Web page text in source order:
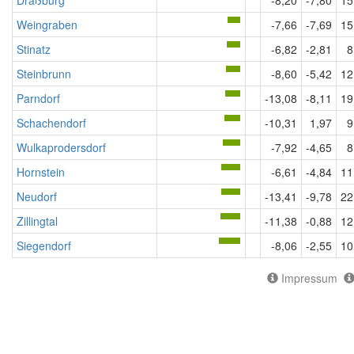
Weingraben
-7,66 -7,69
Stinatz
-6,82 -2,81
Steinbrunn
-8,60 -5,42
Parndorf
-13,08 -8,11
Schachendorf
-10,31 1,97
Wulkaprodersdorf
-7,92 -4,65
Hornstein
-6,61 -4,84
Neudorf
-13,41 -9,78
Zillingtal
-11,38 -0,88
Siegendorf
-8,06 -2,55
Impressum